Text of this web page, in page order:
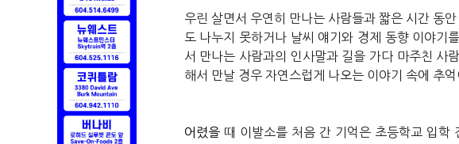
우린 살면서 우연히 만나는 사람들과 짧은 시간 동안
도 나누지 못하거나 날씨 얘기와 경제 동향 이야기를
서 만나는 사람과의 인사말과 길을 가다 마주친 사
해서 만날 경우 자연스럽게 나오는 이야기 속에 추억
어렸을 때 이발소를 처음 간 기억은 초등학교 입학